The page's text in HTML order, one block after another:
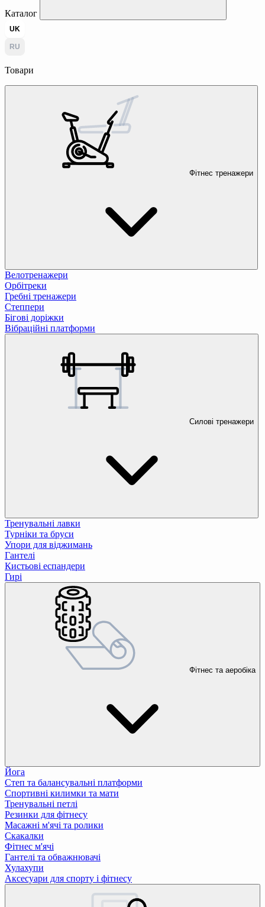
Каталог
UK
RU
Товари
Фітнес тренажери
Велотренажери
Орбітреки
Гребні тренажери
Степпери
Бігові доріжки
Вібраційні платформи
Силові тренажери
Тренувальні лавки
Турніки та бруси
Упори для віджимань
Гантелі
Кистьові еспандери
Гирі
Фітнес та аеробіка
Йога
Степ та балансувальні платформи
Спортивні килимки та мати
Тренувальні петлі
Резинки для фітнесу
Масажні м'ячі та ролики
Скакалки
Фітнес м'ячі
Гантелі та обважнювачі
Хулахупи
Аксесуари для спорту і фітнесу